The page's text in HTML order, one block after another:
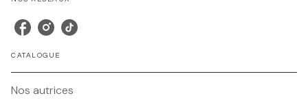
CATALOGUE
Nos autrices